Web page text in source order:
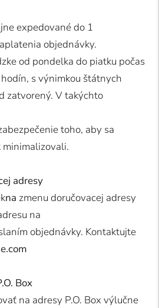
expedované do 1
objednávky.
od pondelka do piatku počas
s výnimkou štátnych
zatvorený. V takýchto
toho, aby sa
minimalizovali.
adresy
na zmenu doručovacej adresy
na
objednávky. Kontaktujte
Box
na adresy P.O. Box výlučne
s recenziami